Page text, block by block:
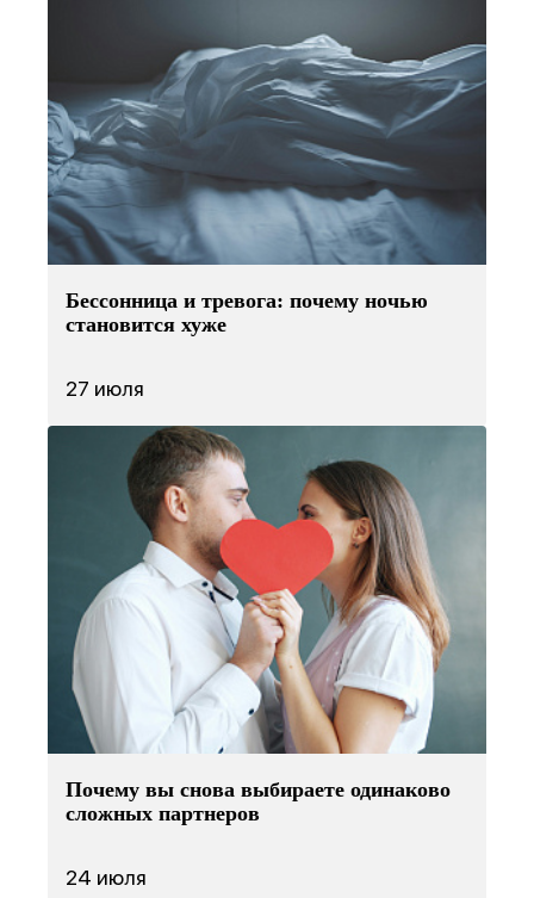
Бессонница и тревога: почему ночью
становится хуже
27 июля
Почему вы снова выбираете одинаково
сложных партнеров
24 июля